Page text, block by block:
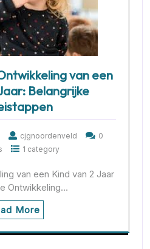
van een
Belangrijke
cjgnoordenveld
0
1 category
van een Kind van 2 Jaar
Ontwikkeling…
More